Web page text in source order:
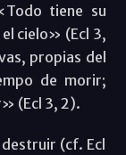
tiene su
cielo» (Ecl 3,
propias del
de morir;
(Ecl 3, 2).
(cf. Ecl